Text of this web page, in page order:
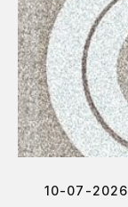
10-07-2026